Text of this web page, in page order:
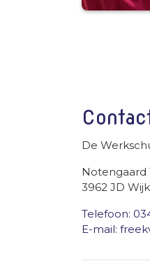
De
Notengaard
3962 JD
Telefoon:
E-mail: